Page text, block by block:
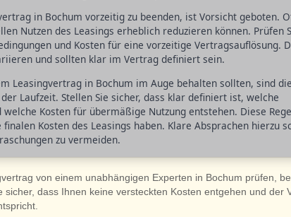
in Bochum vorzeitig zu beenden, ist Vorsicht geboten.
Nutzen des Leasings erheblich reduzieren können. Prüfen
und Kosten für eine vorzeitige Vertragsauflösung.
und sollten klar im Vertrag definiert sein.
Leasingvertrag in Bochum im Auge behalten sollten, sind die
Laufzeit. Stellen Sie sicher, dass klar definiert ist, welche
Kosten für übermäßige Nutzung entstehen. Diese
Kosten des Leasings haben. Klare Absprachen hierzu
zu vermeiden.
von einem unabhängigen Experten in Bochum prüfen,
sicher, dass Ihnen keine versteckten Kosten entgehen und der